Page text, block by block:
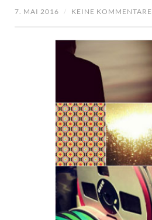
7. MAI 2016 / KEINE KOMMENTARE